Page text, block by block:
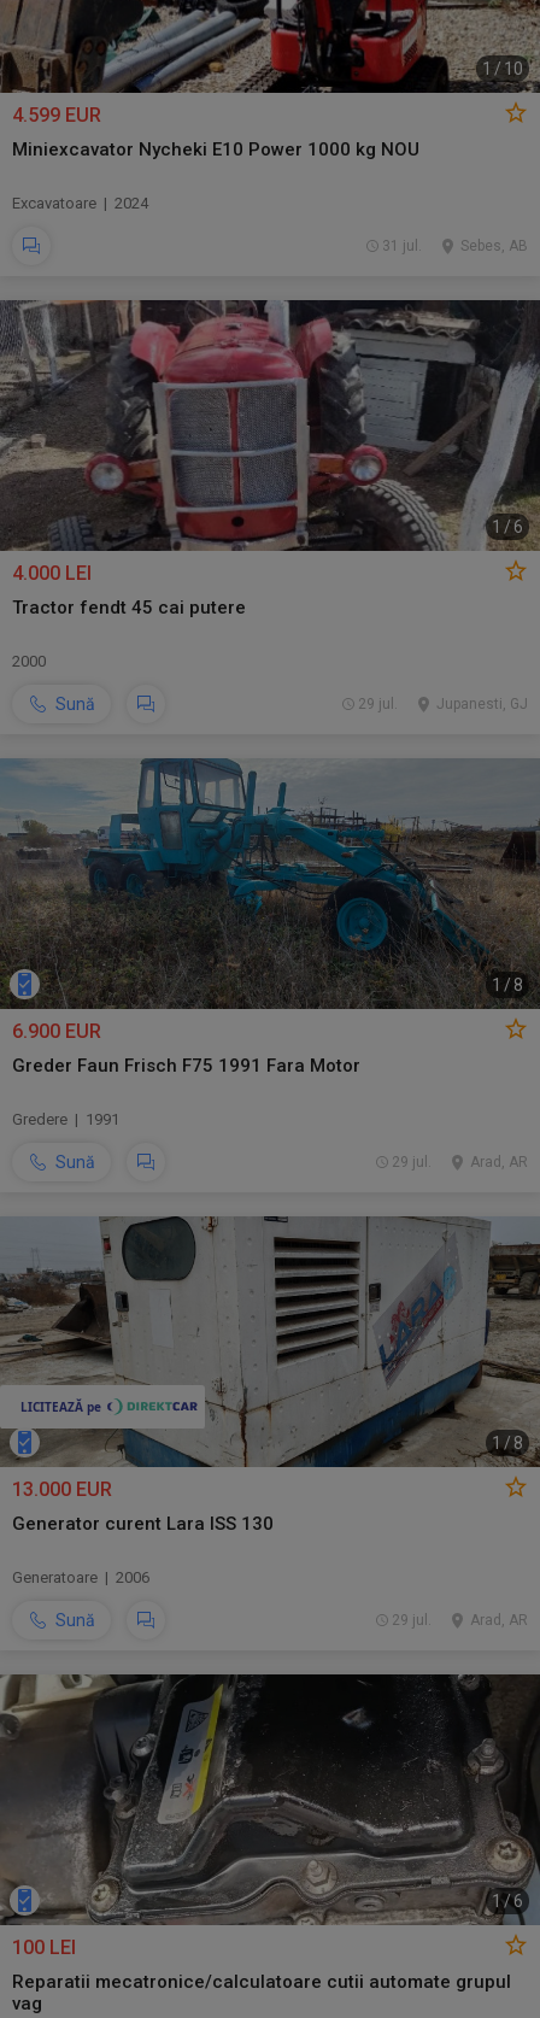
1 / 10
4.599 EUR
Miniexcavator Nycheki E10 Power 1000 kg NOU
Excavatoare | 2024
Sebes, AB
31 jul.
1 /6
4.000 LEI
Tractor fendt 45 cai putere
2000
Sună Jupanesti, GJ
29 jul.
1 /8
6.900 EUR
Greder Faun Frisch F75 1991 Fara Motor
Gredere | 1991
Sună Arad, AR
29 jul.
1 /8
13.000 EUR
Generator curent Lara ISS 130
Generatoare | 2006
Sună Arad, AR
29 jul.
1/6
100 LEI
Reparatii mecatronice/calculatoare cutii automate grupul
vag